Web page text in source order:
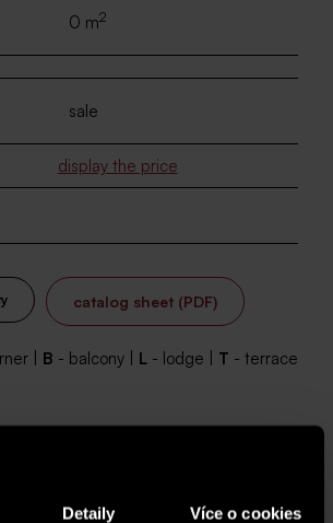
Detaily Více o cookies
0 m2
sale
display the price
catalog sheet (PDF)
| B - balcony | L - lodge | T - terrace